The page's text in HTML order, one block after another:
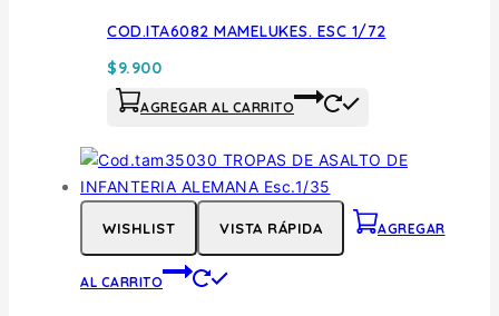
COD.ITA6082 MAMELUKES. ESC 1/72
$9.900
AGREGAR AL CARRITO
WISHLIST VISTA RÁPIDA AGREGAR
AL CARRITO